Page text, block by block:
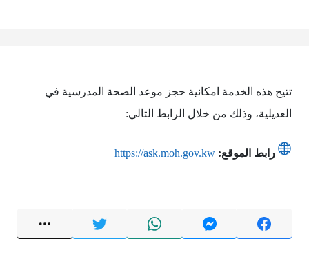
تتيح هذه الخدمة امكانية حجز موعد الصحة المدرسية في
العديلية، وذلك من خلال الرابط التالي:
رابط الموقع: https://ask.moh.gov.kw